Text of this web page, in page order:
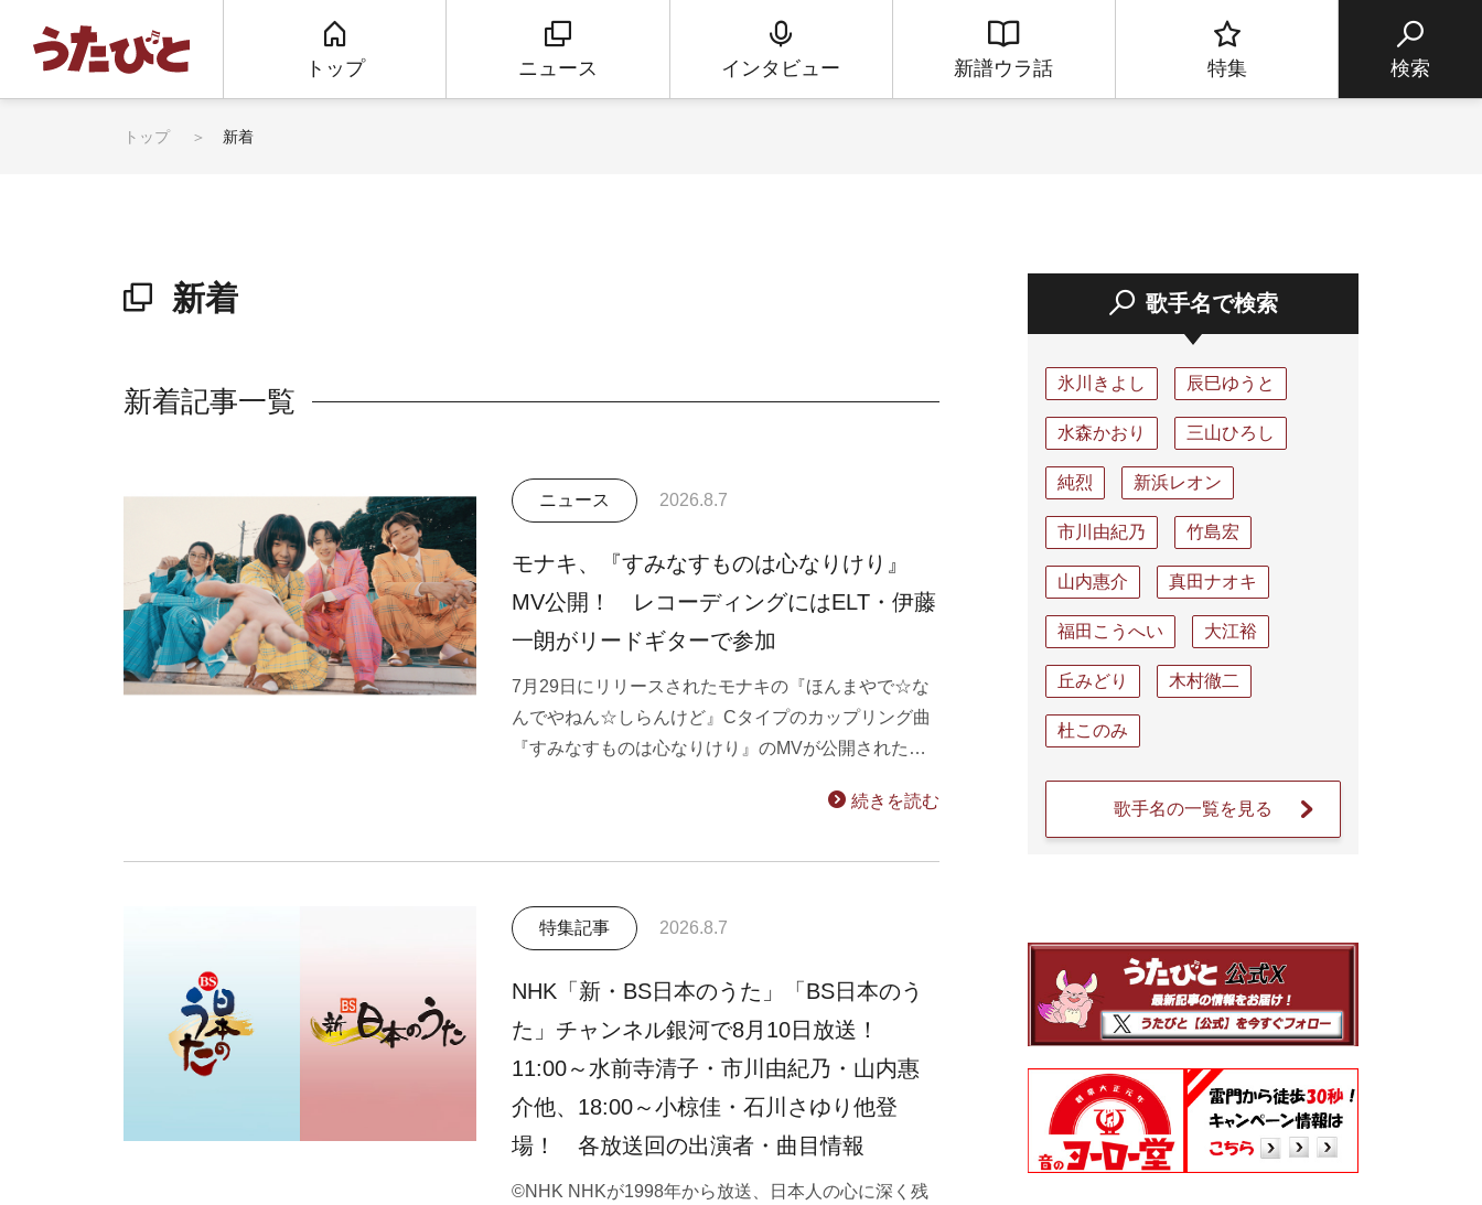
トップ ニュース インタビュー 新譜ウラ話 特集 検索
トップ 新着
新着
新着記事一覧
ニュース 2026.8.7
モナキ、『すみなすものは心なりけり』
MV公開！ レコーディングにはELT・伊藤
一朗がリードギターで参加
7月29日にリリースされたモナキの『ほんまやで☆な
んでやねん☆しらんけど』Cタイプのカップリング曲
『すみなすものは心なりけり』のMVが公開された…
続きを読む
特集記事 2026.8.7
NHK「新・BS日本のうた」「BS日本のう
た」チャンネル銀河で8月10日放送！
11:00～水前寺清子・市川由紀乃・山内惠
介他、18:00～小椋佳・石川さゆり他登
場！ 各放送回の出演者・曲目情報
©NHK NHKが1998年から放送、日本人の心に深く残
歌手名で検索
氷川きよし 辰巳ゆうと
水森かおり 三山ひろし
純烈 新浜レオン
市川由紀乃 竹島宏
山内惠介 真田ナオキ
福田こうへい 大江裕
丘みどり 木村徹二
杜このみ
歌手名の一覧を見る